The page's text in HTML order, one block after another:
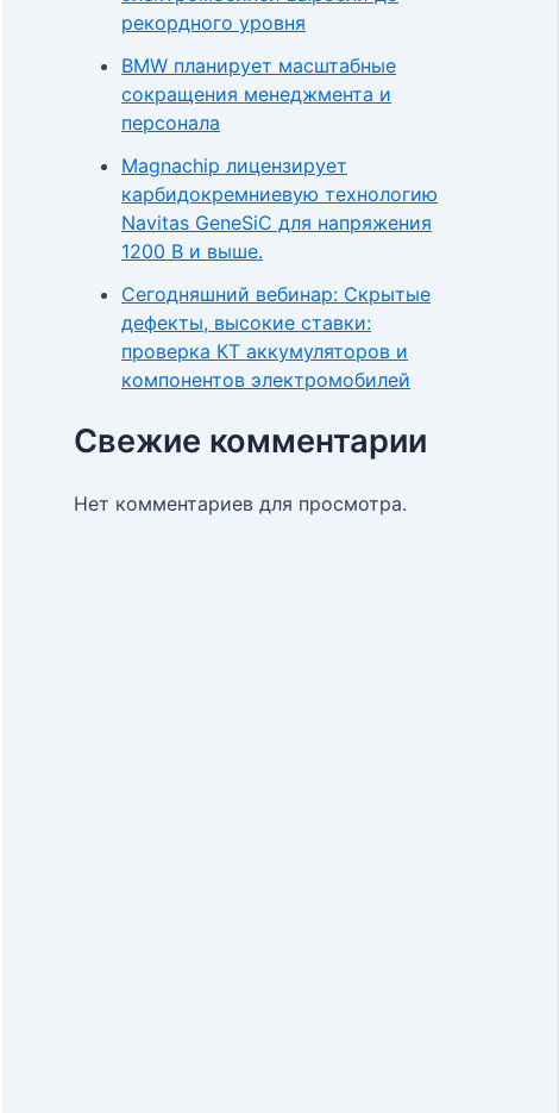
рекордного уровня
BMW планирует масштабные
сокращения менеджмента и
персонала
Magnachip лицензирует
карбидокремниевую технологию
Navitas GeneSiC для напряжения
1200 В и выше.
Сегодняшний вебинар: Скрытые
дефекты, высокие ставки:
проверка КТ аккумуляторов и
компонентов электромобилей
Свежие комментарии
Нет комментариев для просмотра.